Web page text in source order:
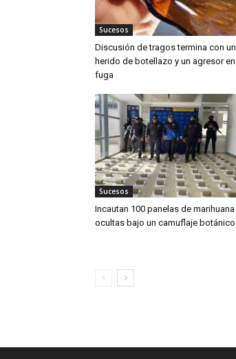
Sucesos
Discusión de tragos termina con un
herido de botellazo y un agresor en
fuga
Sucesos
Incautan 100 panelas de marihuana
ocultas bajo un camuflaje botánico